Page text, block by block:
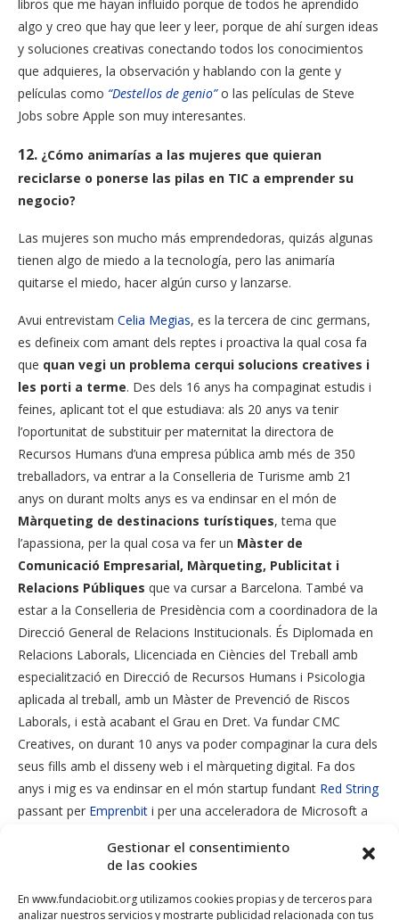
Gestionar el consentimiento
de las cookies
En www.fundaciobit.org utilizamos cookies propias y de terceros para
analizar nuestros servicios y mostrarte publicidad relacionada con tus
libros que me hayan influido porque de todos he aprendido
algo y creo que hay que leer y leer, porque de ahí surgen ideas
y soluciones creativas conectando todos los conocimientos
que adquieres, la observación y hablando con la gente y
películas como “Destellos de genio”o las películas de Steve
Jobs sobre Apple son muy interesantes.
12. ¿Cómo animarías a las mujeres que quieran
reciclarse o ponerse las pilas en TIC a emprender su
negocio?
Las mujeres son mucho más emprendedoras, quizás algunas
tienen algo de miedo a la tecnología, pero las animaría
quitarse el miedo, hacer algún curso y lanzarse.
Avui entrevistam Celia Megias, es la tercera de cinc germans,
es defineix com amant dels reptes i proactiva la qual cosa fa
que quan vegi un problema cerqui solucions creatives i
les porti a terme. Des dels 16 anys ha compaginat estudis i
feines, aplicant tot el que estudiava: als 20 anys va tenir
l’oportunitat de substituir per maternitat la directora de
Recursos Humans d’una empresa pública amb més de 350
treballadors, va entrar a la Conselleria de Turisme amb 21
anys on durant molts anys es va endinsar en el món de
Màrqueting de destinacions turístiques, tema que
l’apassiona, per la qual cosa va fer un Màster de
Comunicació Empresarial, Màrqueting, Publicitat i
Relacions Públiques que va cursar a Barcelona. També va
estar a la Conselleria de Presidència com a coordinadora de la
Direcció General de Relacions Institucionals. És Diplomada en
Relacions Laborals, Llicenciada en Ciències del Treball amb
especialització en Direcció de Recursos Humans i Psicologia
aplicada al treball, amb un Màster de Prevenció de Riscos
Laborals, i està acabant el Grau en Dret. Va fundar CMC
Creatives, on durant 10 anys va poder compaginar la cura dels
seus fills amb el disseny web i el màrqueting digital. Fa dos
anys i mig es va endinsar en el món startup fundant Red String
passant per Emprenbit i per una acceleradora de Microsoft a